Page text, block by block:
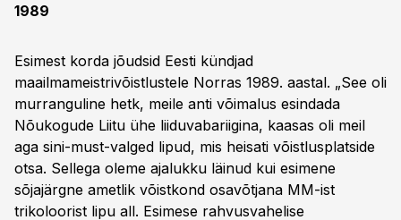
1989
Esimest korda jõudsid Eesti kündjad
maailmameistrivõistlustele Norras 1989. aastal. „See oli
murranguline hetk, meile anti võimalus esindada
Nõukogude Liitu ühe liiduvabariigina, kaasas oli meil
aga sini-must-valged lipud, mis heisati võistlusplatside
otsa. Sellega oleme ajalukku läinud kui esimene
sõjajärgne ametlik võistkond osavõtjana MM-ist
trikoloorist lipu all. Esimese rahvusvahelise